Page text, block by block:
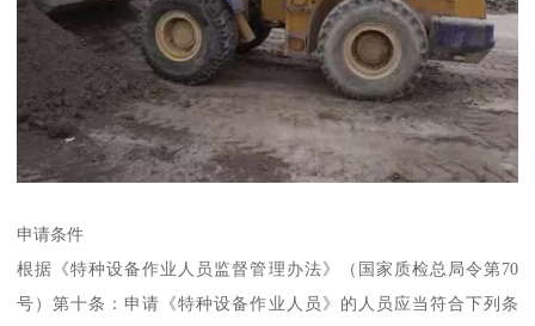
申请条件
根据《特种设备作业人员监督管理办法》（国家质检总局令第70
号）第十条：申请《特种设备作业人员》的人员应当符合下列条